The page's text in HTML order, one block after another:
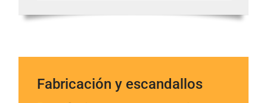
Fabricación y escandallos